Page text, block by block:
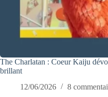
The Charlatan : Coeur Kaiju
brillant
12/06/2026
8